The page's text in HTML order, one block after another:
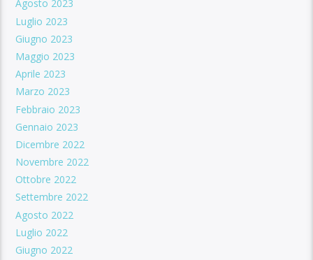
Agosto 2023
Luglio 2023
Giugno 2023
Maggio 2023
Aprile 2023
Marzo 2023
Febbraio 2023
Gennaio 2023
Dicembre 2022
Novembre 2022
Ottobre 2022
Settembre 2022
Agosto 2022
Luglio 2022
Giugno 2022